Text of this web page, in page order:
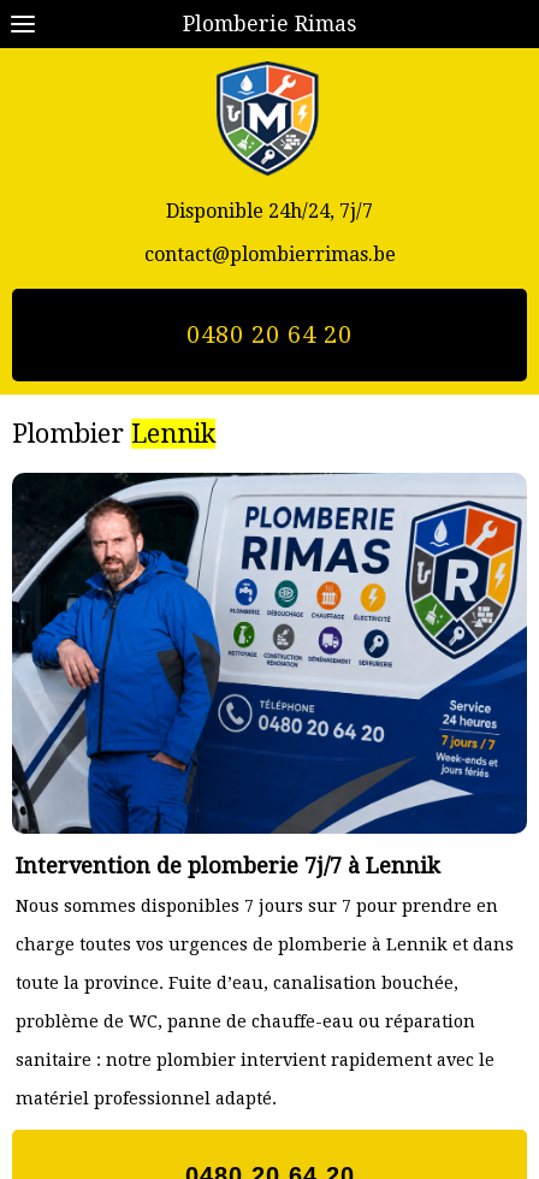
Plomberie Rimas
Disponible 24h/24, 7j/7
contact@plombierrimas.be
0480 20 64 20
Plombier Lennik
Intervention de plomberie 7j/7 à Lennik
Nous sommes disponibles 7 jours sur 7 pour prendre en
charge toutes vos urgences de plomberie à Lennik et dans
toute la province. Fuite d’eau, canalisation bouchée,
problème de WC, panne de chauffe-eau ou réparation
sanitaire : notre plombier intervient rapidement avec le
matériel professionnel adapté.